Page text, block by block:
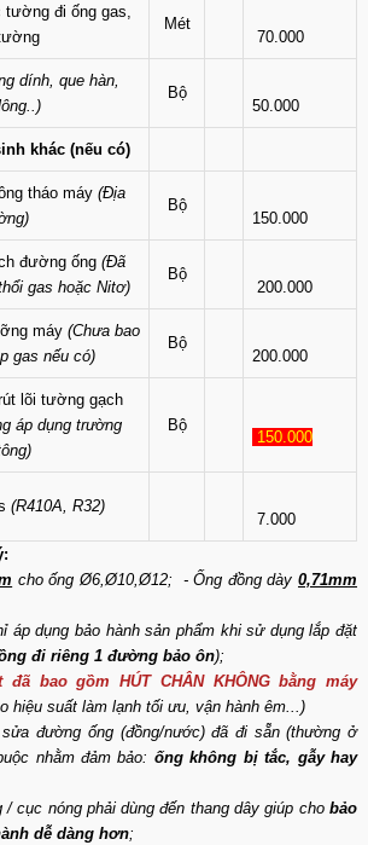
tường đi ống gas,
Mét
70.000
dính, que hàn,
Bộ
50.000
khác (nếu có)
tháo máy (Địa
Bộ
150.000
đường ống (Đã
gas hoặc Nitơ)
Bộ
200.000
máy (Chưa bao
gas nếu có)
Bộ
200.000
lõi tường gạch
áp dụng trường
Bộ
150.000
(R410A, R32)
7.000
cho ống Ø6,Ø10,Ø12; - Ống đồng dày0,71mm
áp dụng bảo hành sản phẩm khi sử dụng lắp đặt
đi riêng 1 đường bảo ôn);
bao gồm HÚT CHÂN KHÔNG bằng máy
hiệu suất làm lạnh tối ưu, vận hành êm...)
đường ống (đồng/nước) đã đi sẵn (thường ở
nhằm đảm bảo: ống không bị tắc, gẫy hay
/ cục nóng phải dùng đến thang dây giúp chobảo
dễ dàng hơn;